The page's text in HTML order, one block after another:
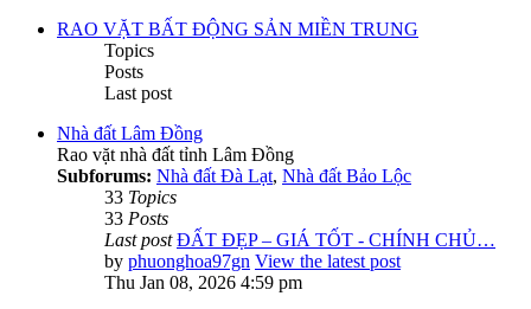
RAO VẶT BẤT ĐỘNG SẢN MIỀN TRUNG
Topics
Posts
Last post
Nhà đất Lâm Đồng
Rao vặt nhà đất tỉnh Lâm Đồng
Subforums: Nhà đất Đà Lạt, Nhà đất Bảo Lộc
33 Topics
33 Posts
Last post ĐẤT ĐẸP – GIÁ TỐT - CHÍNH CHỦ…
by phuonghoa97gn View the latest post
Thu Jan 08, 2026 4:59 pm